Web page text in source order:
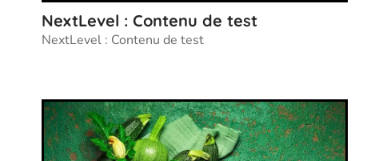
NextLevel : Contenu de test
NextLevel : Contenu de test